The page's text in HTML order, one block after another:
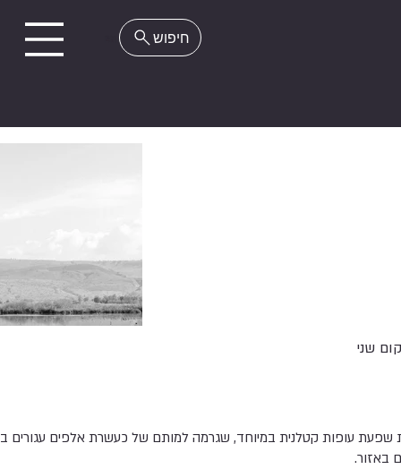
שני
מגפת שפעת עופות קטלנית במיוחד, שגרמה למותם של כעשרת אלפים
באזור.